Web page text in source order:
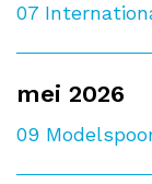
07
mei 2026
09